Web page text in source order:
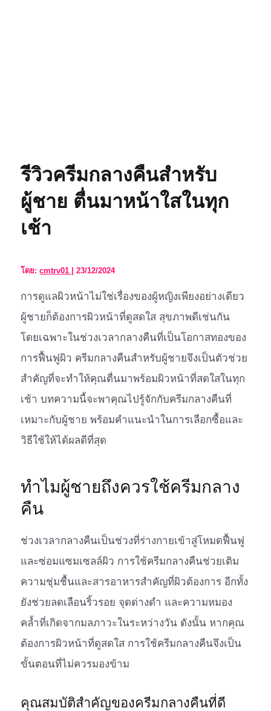
รีวิวครีมกลางคืนสำหรับ
ผู้ชาย ตื่นมาหน้าใสในทุก
เช้า
โดย:cmtrv01 |23/12/2024
การดูแลผิวหน้าไม่ใช่เรื่องของผู้หญิงเพียงอย่างเดียว
ผู้ชายก็ต้องการผิวหน้าที่ดูสดใส สุขภาพดีเช่นกัน
โดยเฉพาะในช่วงเวลากลางคืนที่เป็นโอกาสทองของ
การฟื้นฟูผิว ครีมกลางคืนสำหรับผู้ชายจึงเป็นตัวช่วย
สำคัญที่จะทำให้คุณตื่นมาพร้อมผิวหน้าที่สดใสในทุก
เช้า บทความนี้จะพาคุณไปรู้จักกับครีมกลางคืนที่
เหมาะกับผู้ชาย พร้อมคำแนะนำในการเลือกซื้อและ
วิธีใช้ให้ได้ผลดีที่สุด
ทำไมผู้ชายถึงควรใช้ครีมกลาง
คืน
ช่วงเวลากลางคืนเป็นช่วงที่ร่างกายเข้าสู่โหมดฟื้นฟู
และซ่อมแซมเซลล์ผิว การใช้ครีมกลางคืนช่วยเติม
ความชุ่มชื้นและสารอาหารสำคัญที่ผิวต้องการ อีกทั้ง
ยังช่วยลดเลือนริ้วรอย จุดด่างดำ และความหมอง
คล้ำที่เกิดจากมลภาวะในระหว่างวัน ดังนั้น หากคุณ
ต้องการผิวหน้าที่ดูสดใส การใช้ครีมกลางคืนจึงเป็น
ขั้นตอนที่ไม่ควรมองข้าม
คุณสมบัติสำคัญของครีมกลางคืนที่ดี